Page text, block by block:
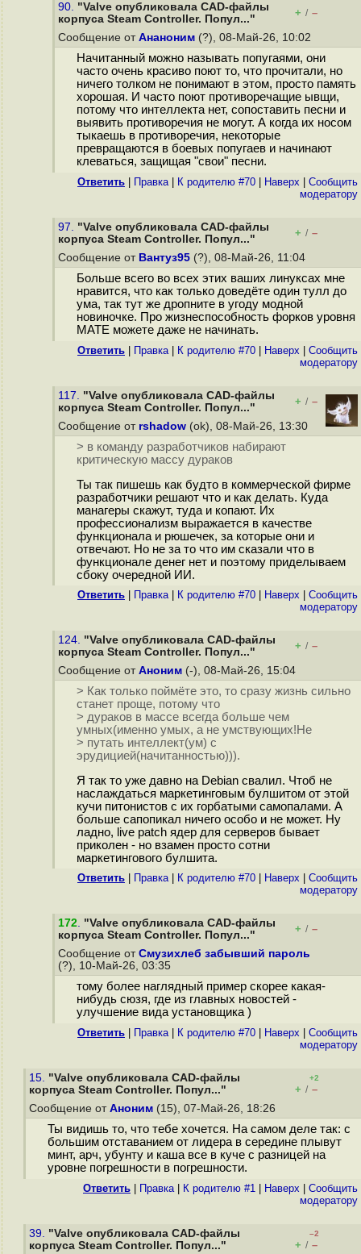
90. "Valve опубликовала CAD-файлы
корпуса Steam Controller. Попул..."
+ / –
Сообщение от Ананоним (?), 08-Май-26, 10:02
Начитанный можно называть попугаями, они
часто очень красиво поют то, что прочитали, но
ничего толком не понимают в этом, просто память
хорошая. И часто поют противоречащие ывщи,
потому что интеллекта нет, сопоставить песни и
выявить противоречия не могут. А когда их носом
тыкаешь в противоречия, некоторые
превращаются в боевых попугаев и начинают
клеваться, защищая "свои" песни.
Ответить Правка| К родителю #70 Наверх
Cообщить
модератору
97. "Valve опубликовала CAD-файлы
корпуса Steam Controller. Попул..."
+ / –
Сообщение от Вантуз95 (?), 08-Май-26, 11:04
Больше всего во всех этих ваших линуксах мне
нравится, что как только доведёте один тулл до
ума, так тут же дропните в угоду модной
новиночке. Про жизнеспособность форков уровня
MATE можете даже не начинать.
Ответить Правка| К родителю #70 Наверх
Cообщить
модератору
117. "Valve опубликовала CAD-файлы
корпуса Steam Controller. Попул..."
+ / –
Сообщение от rshadow (ok), 08-Май-26, 13:30
> в команду разработчиков набирают
критическую массу дураков
Ты так пишешь как будто в коммерческой фирме
разработчики решают что и как делать. Куда
манагеры скажут, туда и копают. Их
профессионализм выражается в качестве
функционала и рюшечек, за которые они и
отвечают. Но не за то что им сказали что в
функционале денег нет и поэтому приделываем
сбоку очередной ИИ.
Ответить Правка| К родителю #70 Наверх
Cообщить
модератору
124. "Valve опубликовала CAD-файлы
корпуса Steam Controller. Попул..."
+ / –
Сообщение от Аноним (-), 08-Май-26, 15:04
> Как только поймёте это, то сразу жизнь сильно
станет проще, потому что
> дураков в массе всегда больше чем
умных(именно умых, а не умствующих!Не
> путать интеллект(ум) с
эрудицией(начитанностью))).
Я так то уже давно на Debian свалил. Чтоб не
наслаждаться маркетинговым булшитом от этой
кучи питонистов с их горбатыми самопалами. А
больше сапопикал ничего особо и не может. Ну
ладно, live patch ядер для серверов бывает
приколен - но взамен просто сотни
маркетингового булшита.
Ответить Правка| К родителю #70 Наверх
Cообщить
модератору
172. "Valve опубликовала CAD-файлы
корпуса Steam Controller. Попул..."
+ / –
Сообщение от Смузихлеб забывший пароль
(?), 10-Май-26, 03:35
тому более наглядный пример скорее какая-
нибудь сюзя, где из главных новостей -
улучшение вида установщика )
Ответить Правка| К родителю #70 Наверх
Cообщить
модератору
15. "Valve опубликовала CAD-файлы
корпуса Steam Controller. Попул..."
+2
+ / –
Сообщение от Аноним (15), 07-Май-26, 18:26
Ты видишь то, что тебе хочется. На самом деле так: с
большим отставанием от лидера в середине плывут
минт, арч, убунту и каша все в куче с разницей на
уровне погрешности в погрешности.
Ответить Правка| К родителю #1 Наверх
Cообщить
модератору
39. "Valve опубликовала CAD-файлы
корпуса Steam Controller. Попул..."
–2
+ / –